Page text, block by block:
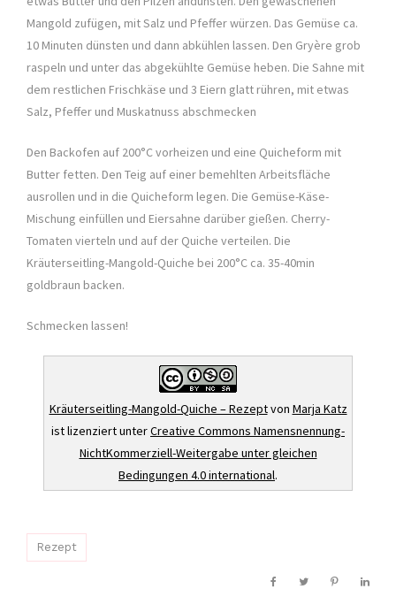
Mangold zufügen, mit Salz und Pfeffer würzen. Das Gemüse ca.
10 Minuten dünsten und dann abkühlen lassen. Den Gryère grob
raspeln und unter das abgekühlte Gemüse heben. Die Sahne mit
dem restlichen Frischkäse und 3 Eiern glatt rühren, mit etwas
Salz, Pfeffer und Muskatnuss abschmecken
Den Backofen auf 200°C vorheizen und eine Quicheform mit
Butter fetten. Den Teig auf einer bemehlten Arbeitsfläche
ausrollen und in die Quicheform legen. Die Gemüse-Käse-
Mischung einfüllen und Eiersahne darüber gießen. Cherry-
Tomaten vierteln und auf der Quiche verteilen. Die
Kräuterseitling-Mangold-Quiche bei 200°C ca. 35-40min
goldbraun backen.
Schmecken lassen!
Kräuterseitling-Mangold-Quiche – Rezeptvon Marja Katz
ist lizenziert unterCreative Commons Namensnennung-
NichtKommerziell-Weitergabe unter gleichen
Bedingungen 4.0 international.
Rezept